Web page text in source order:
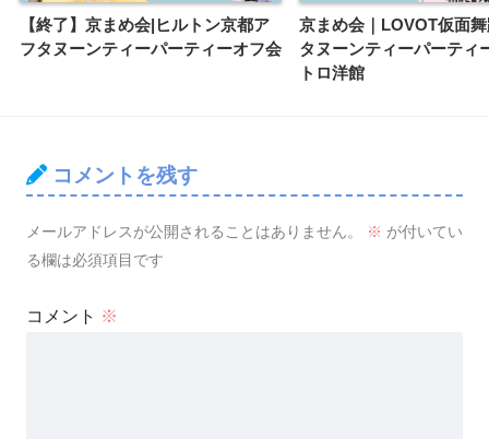
【終了】京まめ会|ヒルトン京都ア
フタヌーンティーパーティーオフ会
京まめ会｜LOVOT仮面
タヌーンティーパーティ
トロ洋館
コメントを残す
メールアドレスが公開されることはありません。 ※ が付いてい
る欄は必須項目です
コメント ※